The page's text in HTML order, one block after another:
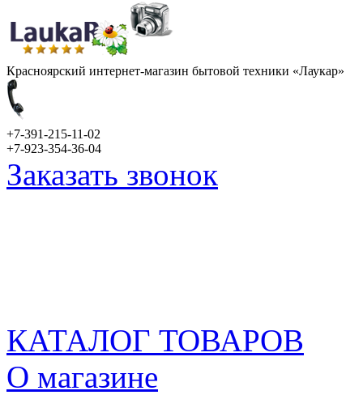
Красноярский интернет-магазин бытовой техники «Лаукар»
+7-391-215-11-02
+7-923-354-36-04
Заказать звонок
КАТАЛОГ ТОВАРОВ
О магазине